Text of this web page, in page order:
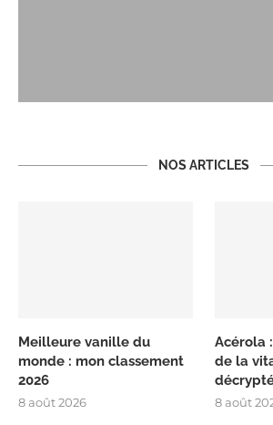
NOS ARTICLES
Meilleure vanille du
monde : mon classement
2026
8 août 2026
Acérola
de la
8 août